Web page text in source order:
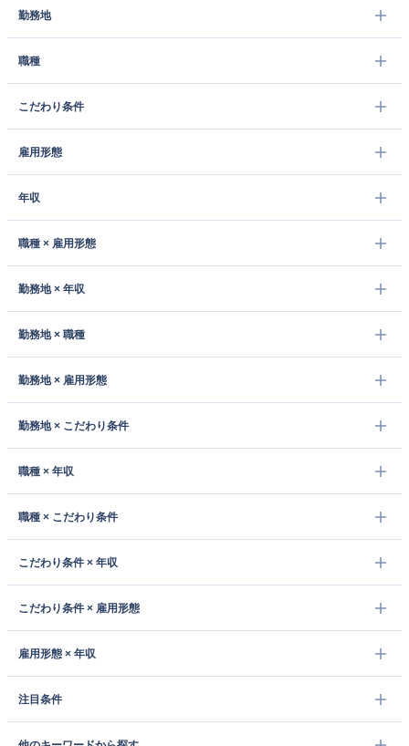
勤務地
職種
こだわり条件
雇用形態
年収
職種 × 雇用形態
勤務地 × 年収
勤務地 × 職種
勤務地 × 雇用形態
勤務地 × こだわり条件
職種 × 年収
職種 × こだわり条件
こだわり条件 × 年収
こだわり条件 × 雇用形態
雇用形態 × 年収
注目条件